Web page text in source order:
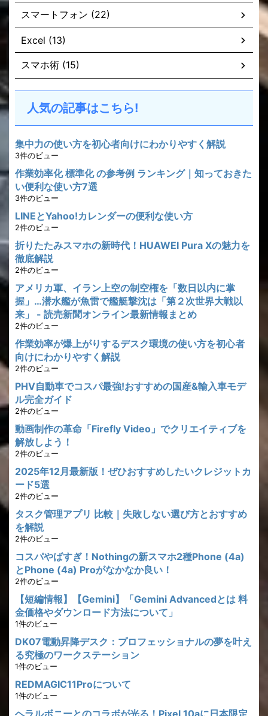
スマートフォン (22)
Excel (13)
スマホ術 (15)
人気の記事はこちら!
集中力の使い方を初心者向けにわかりやすく解説
3件のビュー
作業効率化 標準化 の参考例 ランキング｜知っておきた
い便利な使い方7選
3件のビュー
LINEとYahoo!カレンダーの便利な使い方
2件のビュー
折りたたみスマホの新時代！HUAWEI Pura Xの魅力を
徹底解説
2件のビュー
アメリカ軍、イラン上空の制空権を「数日以内に掌
握」…潜水艦が魚雷で艦艇撃沈は「第２次世界大戦以
来」 - 読売新聞オンライン最新情報まとめ
2件のビュー
作業効率が爆上がりするデスク環境の使い方を初心者
向けにわかりやすく解説
2件のビュー
PHV自動車でコスパ最強!おすすめの国産&輸入車モデ
ル完全ガイド
2件のビュー
動画制作の革命「Firefly Video」でクリエイティブを
解放しよう！
2件のビュー
2025年12月最新版！ぜひおすすめしたいクレジットカ
ード5選
2件のビュー
タスク管理アプリ 比較｜失敗しない選び方とおすすめ
を解説
2件のビュー
コスパやばすぎ！Nothingの新スマホ2種Phone (4a)
とPhone (4a) Proがなかなか良い！
2件のビュー
【短編情報】【Gemini】「Gemini Advancedとは 料
金価格やダウンロード方法について」
1件のビュー
DK07電動昇降デスク：プロフェッショナルの夢を叶え
る究極のワークステーション
1件のビュー
REDMAGIC11Proについて
1件のビュー
ヘラルボニーとのコラボが光る！Pixel 10aに日本限定